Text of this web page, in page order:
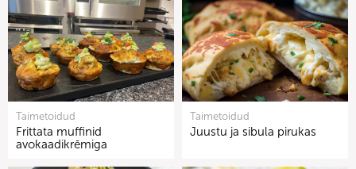
Taimetoidud
Frittata muffinid
avokaadikrēmiga
Taimetoidud
Juustu ja sibula pirukas